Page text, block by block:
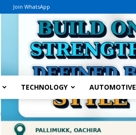
Join WhatsApp
TECHNOLOGY AUTOMOTIVE
കേസ്…പി.എസ്. പ്രശാന്തും പ്രതിയാകും